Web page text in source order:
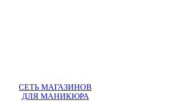
СЕТЬ МАГАЗИНОВ
ДЛЯ МАНИКЮРА